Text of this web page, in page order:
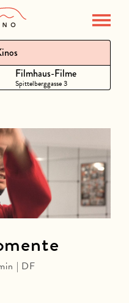
Filmhaus-Filme
Spittelberggasse 3
| DF